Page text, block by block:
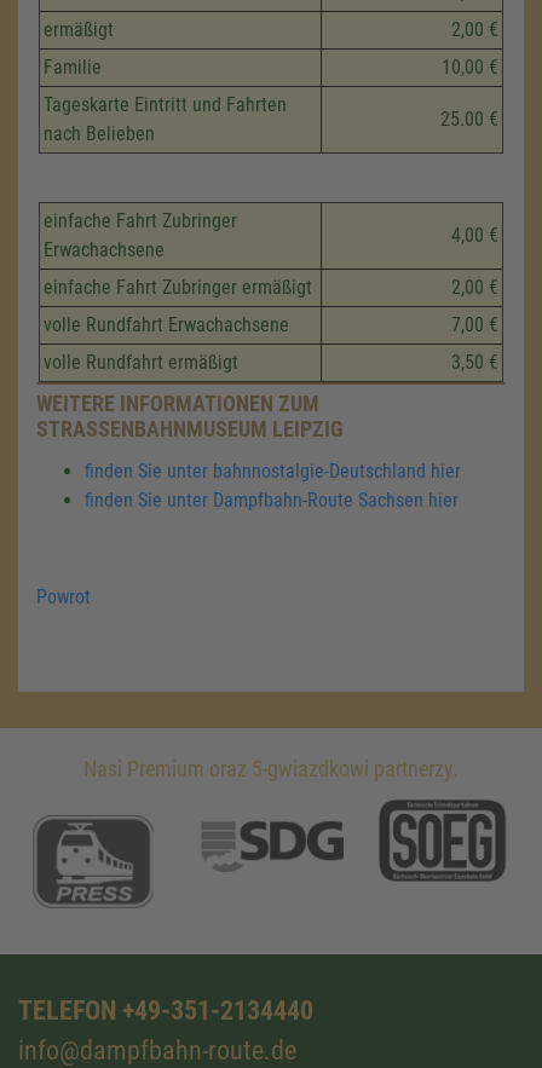
ermäßigt
2,00 €
Familie
10,00 €
Tageskarte Eintritt und Fahrten
nach Belieben
25.00 €
einfache Fahrt Zubringer
Erwachachsene
4,00 €
einfache Fahrt Zubringer ermäßigt
2,00 €
volle Rundfahrt Erwachachsene
7,00 €
volle Rundfahrt ermäßigt
3,50 €
WEITERE INFORMATIONEN ZUM
STRASSENBAHNMUSEUM LEIPZIG
finden Sie unter bahnnostalgie-Deutschland hier
finden Sie unter Dampfbahn-Route Sachsen hier
Powrot
Nasi Premium oraz 5-gwiazdkowi partnerzy.
TELEFON +49-351-2134440
info@dampfbahn-route.de